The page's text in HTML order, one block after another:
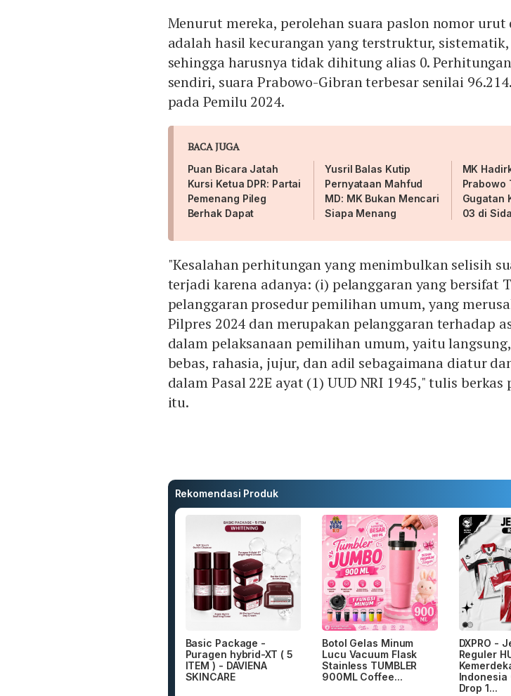
Menurut mereka, perolehan suara paslon nomor urut
adalah hasil kecurangan yang terstruktur,
sehingga harusnya tidak dihitung alias 0.
sendiri, suara Prabowo-Gibran terbesar senilai
pada Pemilu 2024.
BACA JUGA
Puan Bicara Jatah
Kursi Ketua DPR: Partai
Pemenang Pileg
Berhak Dapat
Yusril Balas Kutip
Pernyataan Mahfud
MD: MK Bukan Mencari
Siapa Menang
MK
Prabowo
Gugatan
03 di
"Kesalahan perhitungan yang menimbulkan selisih
terjadi karena adanya: (i) pelanggaran yang bersifat
pelanggaran prosedur pemilihan umum, yang
Pilpres 2024 dan merupakan pelanggaran terhadap
dalam pelaksanaan pemilihan umum, yaitu
bebas, rahasia, jujur, dan adil sebagaimana diatur
dalam Pasal 22E ayat (1) UUD NRI 1945," tulis
itu.
Rekomendasi Produk
Basic Package -
Puragen hybrid-XT ( 5
ITEM ) - DAVIENA
SKINCARE
Botol Gelas Minum
Lucu Vacuum Flask
Stainless TUMBLER
900ML Coffee...
DXPRO -
Reguler
Indonesia
Drop 1...